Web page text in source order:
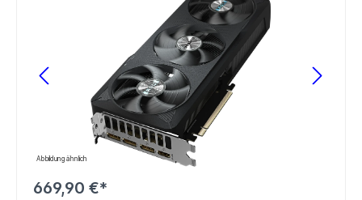
Abbildung ähnlich
669,90 €*